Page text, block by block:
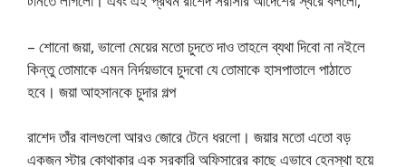
– শোনো জয়া, ভালো মেয়ের মতো চুদতে দাও তাহলে ব্যথা দিবো না নইলে
কিন্তু তোমাকে এমন নির্দয়ভাবে চুদবো যে তোমাকে হাসপাতালে পাঠাতে
হবে। জয়া আহসানকে চুদার গল্প
রাশেদ তাঁর বালগুলো আরও জোরে টেনে ধরলো। জয়ার মতো এতো বড়
একজন স্টার কোথাকার এক সরকারি অফিসারের কাছে এভাবে হেনস্থা হয়ে